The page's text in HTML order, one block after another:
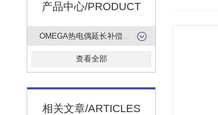
产品中心/PRODUCT
查看全部
相关文章/ARTICLES